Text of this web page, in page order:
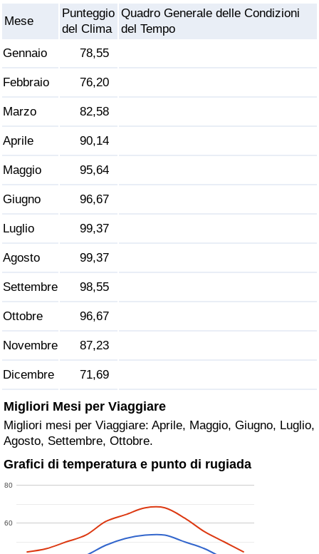
Mese
Punteggio
del Clima
Quadro Generale delle Condizioni
del Tempo
Gennaio
78,55
Febbraio 76,20
Marzo 82,58
Aprile 90,14
Maggio 95,64
Giugno 96,67
Luglio 99,37
Agosto 99,37
Settembre 98,55
Ottobre 96,67
Novembre 87,23
Dicembre 71,69
Migliori Mesi per Viaggiare
Migliori mesi per Viaggiare: Aprile, Maggio, Giugno, Luglio,
Agosto, Settembre, Ottobre.
Grafici di temperatura e punto di rugiada
60
80
Nazione
Indice di inquinamento
Indice dell’Inquinamento per Nazione
Traffico
Indice del traffico (Corrente)
Indice del traffico per Nazione